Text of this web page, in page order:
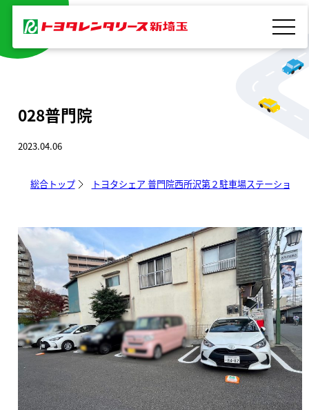
を
028普門院
2023.04.06
総合トップ トヨタシェア 普門院西所沢第２駐車場ステーション